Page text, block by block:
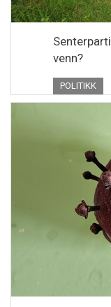
venn?
POLITIKK